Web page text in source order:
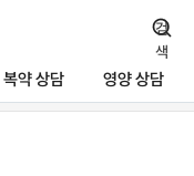
복약 상담 영양 상담
검
색